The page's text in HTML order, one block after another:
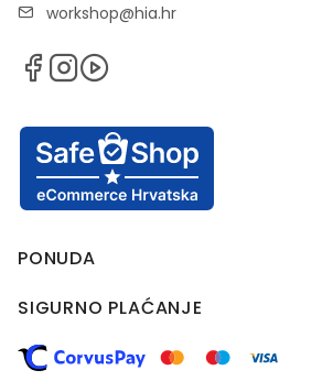
workshop@hia.hr
PONUDA
SIGURNO PLAĆANJE